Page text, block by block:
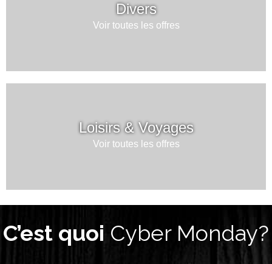
Divers
Voir toutes les offres
Loisirs & Voyages
Voir toutes les offres
C’est quoi Cyber Monday?